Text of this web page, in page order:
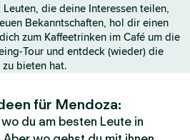
die deine Interessen teilen,
Bekanntschaften, hol dir einen
zum Kaffeetrinken im Café um die
Tour und entdeck (wieder) die
bieten hat.
für Mendoza:
du am besten Leute in